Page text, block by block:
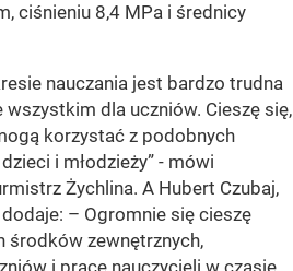
ciśnieniu 8,4 MPa i średnicy
nauczania jest bardzo trudna
dla uczniów. Cieszę się,
korzystać z podobnych
i młodzieży” - mówi
Żychlina. A Hubert Czubaj,
– Ogromnie się cieszę
środków zewnętrznych,